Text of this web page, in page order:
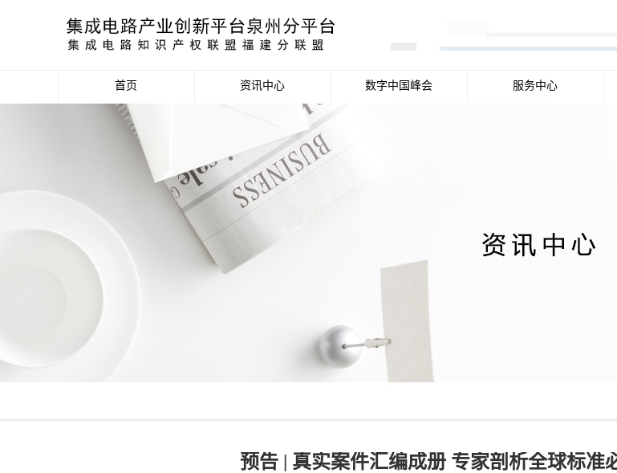
首页 资讯中心
政策信息
活动公告
数据统计分析
数字中国峰会 服务中心
预告 | 真实案件汇编成册 专家剖析全球标准